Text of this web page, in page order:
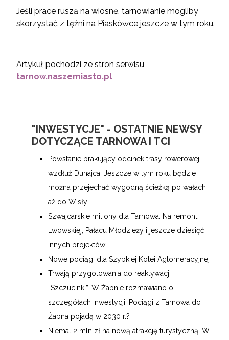
Jeśli prace ruszą na wiosnę, tarnowianie mogliby
skorzystać z tężni na Piaskówce jeszcze w tym roku.
Artykuł pochodzi ze stron serwisu
tarnow.naszemiasto.pl
"INWESTYCJE" - OSTATNIE NEWSY
DOTYCZĄCE TARNOWA I TCI
Powstanie brakujący odcinek trasy rowerowej
wzdłuż Dunajca. Jeszcze w tym roku będzie
można przejechać wygodną ścieżką po wałach
aż do Wisły
Szwajcarskie miliony dla Tarnowa. Na remont
Lwowskiej, Pałacu Młodzieży i jeszcze dziesięć
innych projektów
Nowe pociągi dla Szybkiej Kolei Aglomeracyjnej
Trwają przygotowania do reaktywacji
„Szczucinki”. W Żabnie rozmawiano o
szczegółach inwestycji. Pociągi z Tarnowa do
Żabna pojadą w 2030 r.?
Niemal 2 mln zł na nową atrakcję turystyczną. W